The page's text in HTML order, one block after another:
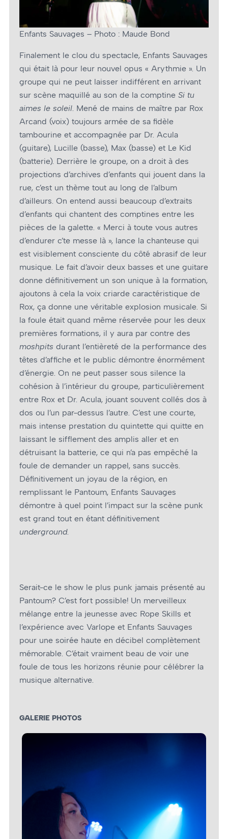
Enfants Sauvages – Photo : Maude Bond
Finalement le clou du spectacle, Enfants Sauvages
qui était là pour leur nouvel opus « Arythmie ». Un
groupe qui ne peut laisser indifférent en arrivant
sur scène maquillé au son de la comptine Si tu
aimes le soleil. Mené de mains de maître par Rox
Arcand (voix) toujours armée de sa fidèle
tambourine et accompagnée par Dr. Acula
(guitare), Lucille (basse), Max (basse) et Le Kid
(batterie). Derrière le groupe, on a droit à des
projections d’archives d’enfants qui jouent dans la
rue, c’est un thème tout au long de l’album
d’ailleurs. On entend aussi beaucoup d’extraits
d’enfants qui chantent des comptines entre les
pièces de la galette. « Merci à toute vous autres
d’endurer c’te messe là », lance la chanteuse qui
est visiblement consciente du côté abrasif de leur
musique. Le fait d’avoir deux basses et une guitare
donne définitivement un son unique à la formation,
ajoutons à cela la voix criarde caractéristique de
Rox, ça donne une véritable explosion musicale. Si
la foule était quand même réservée pour les deux
premières formations, il y aura par contre des
moshpits durant l’entièreté de la performance des
têtes d’affiche et le public démontre énormément
d’énergie. On ne peut passer sous silence la
cohésion à l’intérieur du groupe, particulièrement
entre Rox et Dr. Acula, jouant souvent collés dos à
dos ou l’un par-dessus l’autre. C’est une courte,
mais intense prestation du quintette qui quitte en
laissant le sifflement des amplis aller et en
détruisant la batterie, ce qui n’a pas empêché la
foule de demander un rappel, sans succès.
Définitivement un joyau de la région, en
remplissant le Pantoum, Enfants Sauvages
démontre à quel point l’impact sur la scène punk
est grand tout en étant définitivement
underground.
Serait-ce le show le plus punk jamais présenté au
Pantoum? C’est fort possible! Un merveilleux
mélange entre la jeunesse avec Rope Skills et
l’expérience avec Varlope et Enfants Sauvages
pour une soirée haute en décibel complètement
mémorable. C’était vraiment beau de voir une
foule de tous les horizons réunie pour célébrer la
musique alternative.
GALERIE PHOTOS